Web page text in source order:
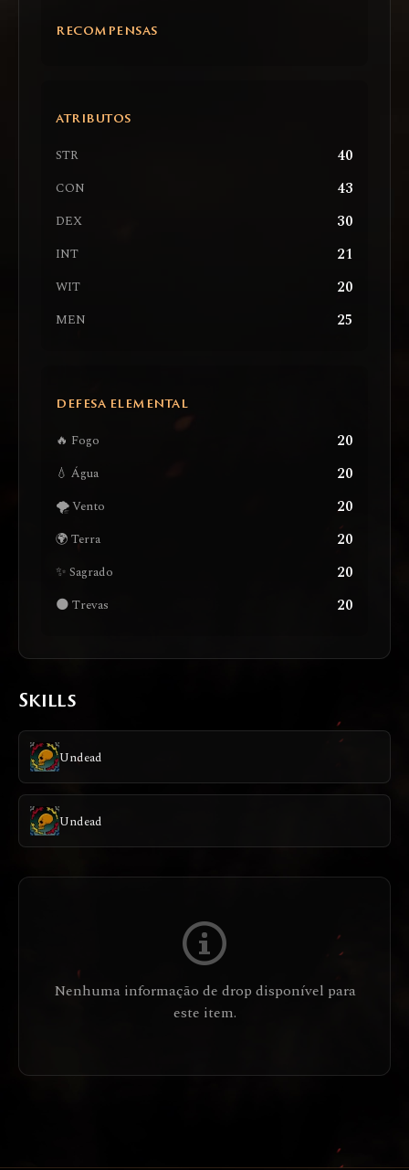
RECOMPENSAS
ATRIBUTOS
STR 40
CON 43
DEX 30
INT 21
WIT 20
MEN 25
DEFESA ELEMENTAL
🔥 Fogo 20
💧 Água 20
🌪️ Vento 20
🌍 Terra 20
✨ Sagrado 20
🌑 Trevas 20
Skills
Undead
Undead
Nenhuma informação de drop disponível para
este item.